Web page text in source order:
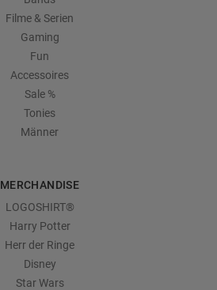
Filme & Serien
Gaming
Fun
Accessoires
Sale %
Tonies
Männer
MERCHANDISE
LOGOSHIRT®
Harry Potter
Herr der Ringe
Disney
Star Wars